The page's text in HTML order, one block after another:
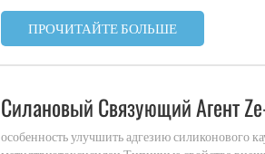
ПРОЧИТАЙТЕ БОЛЬШЕ
Силановый Связующий Агент
особенность улучшить адгезию силиконового